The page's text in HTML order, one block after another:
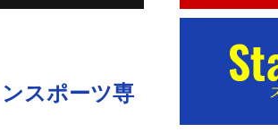
スポーツ専